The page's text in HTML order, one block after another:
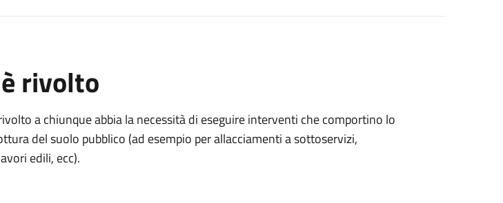
rivolto
a chiunque abbia la necessità di eseguire interventi che comportino lo
del suolo pubblico (ad esempio per allacciamenti a sottoservizi,
edili, ecc).